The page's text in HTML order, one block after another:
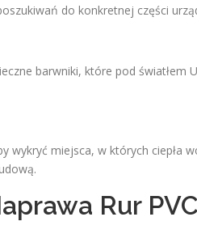
do konkretnej części
barwniki, które pod światłem
wykryć miejsca, w których ciepła
Rur